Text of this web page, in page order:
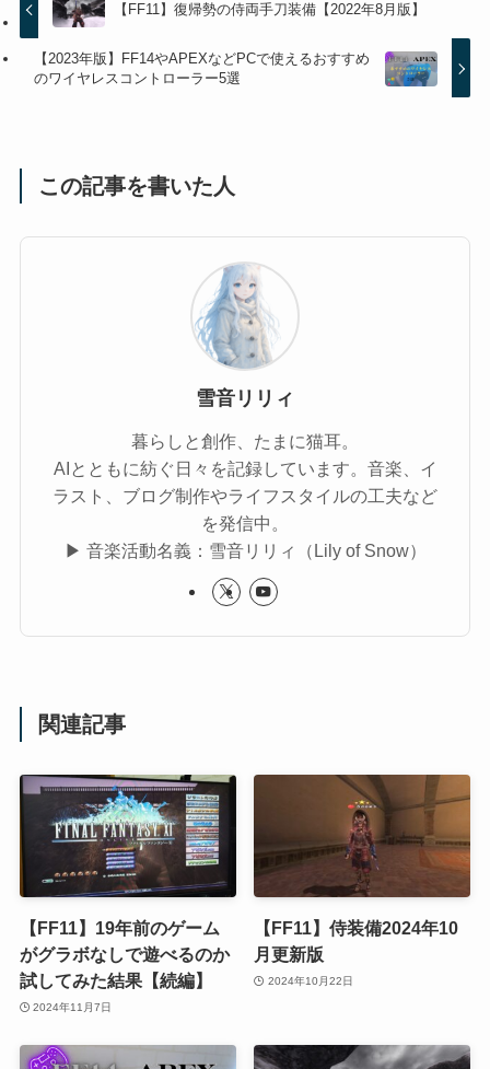
【FF11】復帰勢の侍両手刀装備【2022年8月版】
【2023年版】FF14やAPEXなどPCで使えるおすすめ
のワイヤレスコントローラー5選
この記事を書いた人
雪音リリィ
暮らしと創作、たまに猫耳。
AIとともに紡ぐ日々を記録しています。音楽、イ
ラスト、ブログ制作やライフスタイルの工夫など
を発信中。
▶︎ 音楽活動名義：雪音リリィ（Lily of Snow）
関連記事
【FF11】19年前のゲーム
がグラボなしで遊べるのか
試してみた結果【続編】
2024年11月7日
【FF11】侍装備2024年10
月更新版
2024年10月22日